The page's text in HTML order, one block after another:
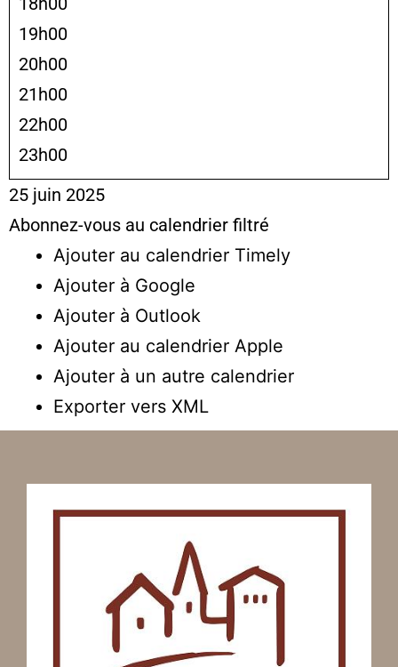
19h00
20h00
21h00
22h00
23h00
25 juin 2025
Abonnez-vous au calendrier filtré
Ajouter au calendrier Timely
Ajouter à Google
Ajouter à Outlook
Ajouter au calendrier Apple
Ajouter à un autre calendrier
Exporter vers XML